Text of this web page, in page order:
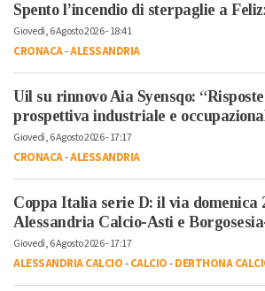
Spento l’incendio di sterpaglie a
Giovedì, 6 Agosto 2026 - 18:41
CRONACA-ALESSANDRIA
Uil su rinnovo Aia Syensqo:
prospettiva industriale e
Giovedì, 6 Agosto 2026 - 17:17
CRONACA-ALESSANDRIA
Coppa Italia serie D: il via domenica
Alessandria Calcio-Asti e
Giovedì, 6 Agosto 2026 - 17:17
ALESSANDRIA CALCIO-CALCIO-DERTHONA